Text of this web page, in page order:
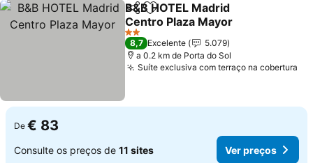
PartilharAdicionar aos favoritos
B&B HOTEL Madrid
Centro Plaza Mayor
Ver preços
2 Estrelas
8,7 Excelente
5.079
a 0.2 km de Porta do Sol
Suíte exclusiva com terraço na cobertura
De € 83
Consulte os preços de 11 sites Ver preços